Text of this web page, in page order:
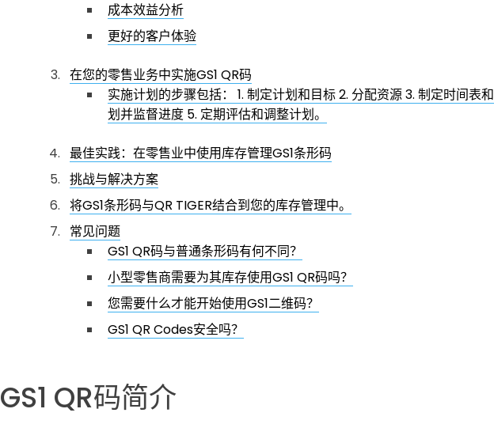
成本效益分析
更好的客户体验
在您的零售业务中实施GS1 QR码
实施计划的步骤包括： 1. 制定计划和目标 2. 分配资源 3. 制定时间表
划并监督进度 5. 定期评估和调整计划。
最佳实践：在零售业中使用库存管理GS1条形码
挑战与解决方案
将GS1条形码与QR TIGER结合到您的库存管理中。
常见问题
GS1 QR码与普通条形码有何不同？
小型零售商需要为其库存使用GS1 QR码吗？
您需要什么才能开始使用GS1二维码？
GS1 QR Codes安全吗？
GS1 QR码简介